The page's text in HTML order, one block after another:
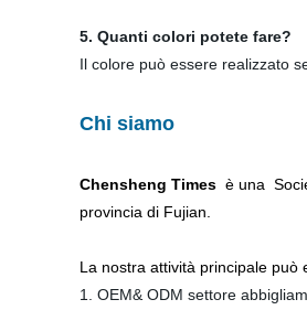
5. Quanti colori potete fare?
Il colore può essere realizzato
Chi siamo
Chensheng Times è una
provincia di Fujian.
La nostra attività principale può
1. OEM& ODM settore